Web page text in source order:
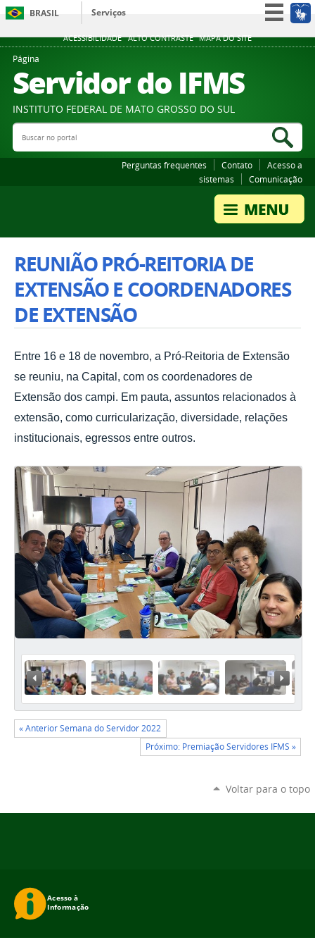
ACESSIBILIDADE ALTO CONTRASTE MAPA DO SITE
BRASIL
Serviços
Participe
Legislação
Canais
Página
Servidor do IFMS
INSTITUTO FEDERAL DE MATO GROSSO DO SUL
Buscar no portal
Perguntas frequentes Contato
Acesso a
sistemas
Comunicação
REUNIÃO PRÓ-REITORIA DE
EXTENSÃO E COORDENADORES
DE EXTENSÃO
Entre 16 e 18 de novembro, a Pró-Reitoria de Extensão
se reuniu, na Capital, com os coordenadores de
Extensão dos campi. Em pauta, assuntos relacionados à
extensão, como curricularização, diversidade, relações
institucionais, egressos entre outros.
« Anterior
« Anterior Semana do Servidor 2022
Próximo: Premiação Servidores IFMS »
Voltar para o topo